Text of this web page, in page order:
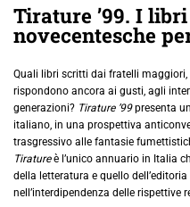
Tirature ’99. I
novecentesche
Quali libri scritti dai fratelli
rispondono ancora ai gusti, agli
generazioni? Tirature ’99presenta
italiano, in una prospettiva
trasgressivo alle fantasie
Tiratureè l’unico annuario in Italia
della letteratura e quello
nell’interdipendenza delle rispettive